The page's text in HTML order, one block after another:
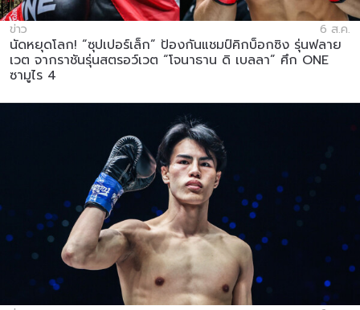
ข่าว 6 ส.ค.
นัดหยุดโลก! “ซุปเปอร์เล็ก” ป้องกันแชมป์คิกบ็อกซิง รุ่นฟลาย
เวต จากราชันรุ่นสตรอว์เวต “โจนาธาน ดิ เบลลา” ศึก ONE
ซามูไร 4